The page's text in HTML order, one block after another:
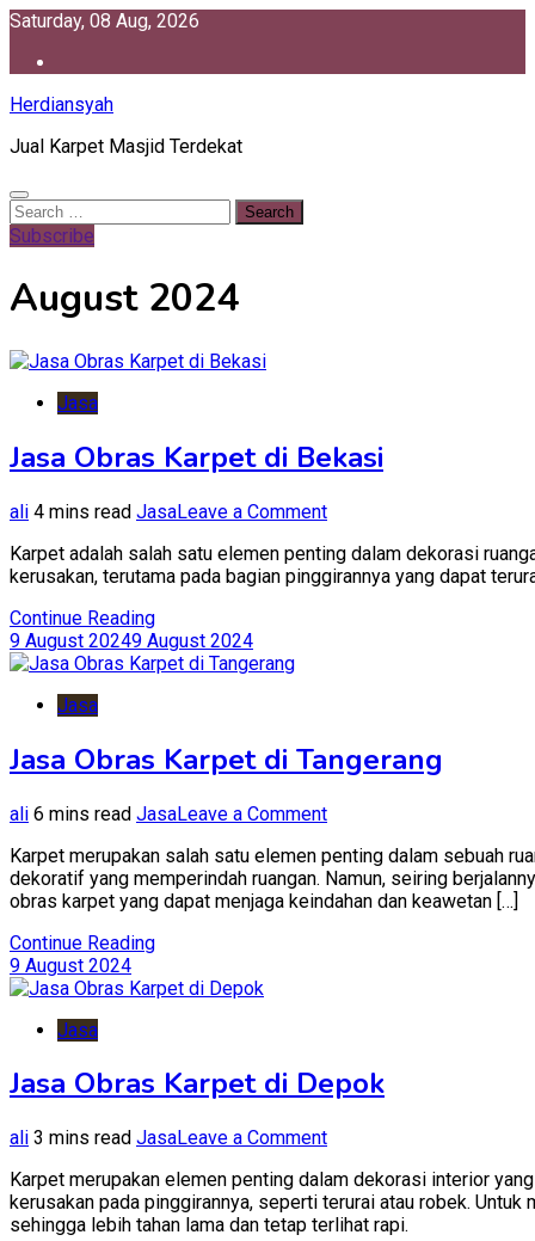
Skip
content
Saturday, 08 Aug, 2026
Herdiansyah
Jual Karpet Masjid Terdekat
Search
for:
Subscribe
August 2024
Jasa
Jasa Obras Karpet di Bekasi
ali 4 mins read JasaLeave a Commenton
Obras
Karpet
Karpet adalah salah satu elemen penting dalam dekorasi
kerusakan, terutama pada bagian pinggirannya yang dapat
Continue Reading
9 August 20249 August 2024
Jasa
Jasa Obras Karpet di Tangerang
ali 6 mins read JasaLeave a Commenton
Obras
Karpet
di
Karpet merupakan salah satu elemen penting dalam sebuah
dekoratif yang memperindah ruangan. Namun, seiring
obras karpet yang dapat menjaga keindahan dan keawetan […]
Continue Reading
9 August 2024
Jasa
Jasa Obras Karpet di Depok
ali 3 mins read JasaLeave a Commenton
Obras
Karpet
di
Karpet merupakan elemen penting dalam dekorasi interior
kerusakan pada pinggirannya, seperti terurai atau robek.
sehingga lebih tahan lama dan tetap terlihat rapi.